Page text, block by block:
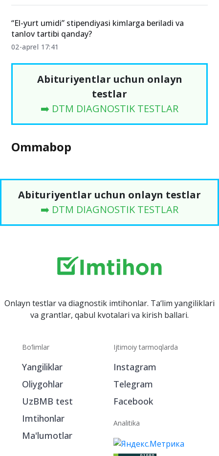
“El-yurt umidi” stipendiyasi kimlarga beriladi va
tanlov tartibi qanday?
02-aprel 17:41
Abituriyentlar uchun onlayn
testlar
➡️ DTM DIAGNOSTIK TESTLAR
Ommabop
Abituriyentlar uchun onlayn testlar
➡️ DTM DIAGNOSTIK TESTLAR
Onlayn testlar va diagnostik imtihonlar. Ta‘lim yangiliklari
va grantlar, qabul kvotalari va kirish ballari.
Bo‘limlar
Yangiliklar
Oliygohlar
UzBMB test
Imtihonlar
Ma'lumotlar
Ijtimoiy tarmoqlarda
Instagram
Telegram
Facebook
Analitika